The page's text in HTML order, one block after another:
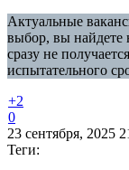
Актуальные
выбор, вы найдете
сразу не
испытательного
+2
0
23 сентября, 2025
Теги: